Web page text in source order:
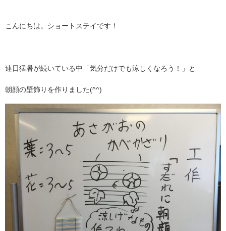
こんにちは。ショートステイです！
連日猛暑が続いている中「気分だけでも涼しくなろう！」と
朝顔の壁飾りを作りました(^^)